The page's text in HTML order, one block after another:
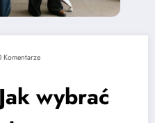
Komentarze
wybrać